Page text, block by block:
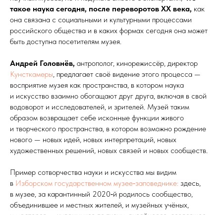
такое наука сегодня, после переворотов XX века, как
она связана с социальными и культурными процессами
российского общества и в каких формах сегодня она может
быть доступна посетителям музея.
Андрей Головнёв, антрополог, кинорежиссёр, директор
Кунсткамеры, предлагает своё видение этого процесса —
восприятие музея как пространства, в котором наука
и искусство взаимно обогащают друг друга, включая в свой
водоворот и исследователей, и зрителей. Музей таким
образом возвращает себе исконные функции живого
и творческого пространства, в котором возможно рождение
нового — новых идей, новых интерпретаций, новых
художественных решений, новых связей и новых сообществ.
Пример сотворчества науки и искусства мы видим
в Изборском государственном музее‑заповеднике: здесь,
в музее, за карантинный 2020‑й родилось сообщество,
объединившее и местных жителей, и музейных учёных,